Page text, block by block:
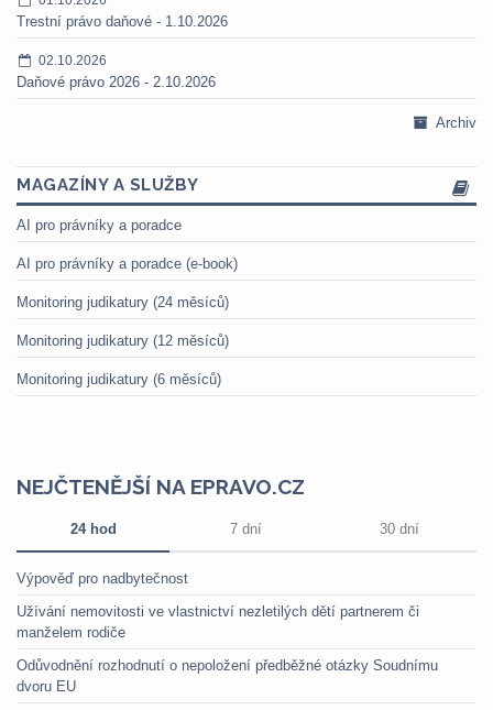
Trestní právo daňové - 1.10.2026
02.10.2026
Daňové právo 2026 - 2.10.2026
Archiv
MAGAZÍNY A SLUŽBY
AI pro právníky a poradce
AI pro právníky a poradce (e-book)
Monitoring judikatury (24 měsíců)
Monitoring judikatury (12 měsíců)
Monitoring judikatury (6 měsíců)
NEJČTENĚJŠÍ NA EPRAVO.CZ
24 hod 7 dní 30 dní
Výpověď pro nadbytečnost
Užívání nemovitosti ve vlastnictví nezletilých dětí partnerem či
manželem rodiče
Odůvodnění rozhodnutí o nepoložení předběžné otázky Soudnímu
dvoru EU